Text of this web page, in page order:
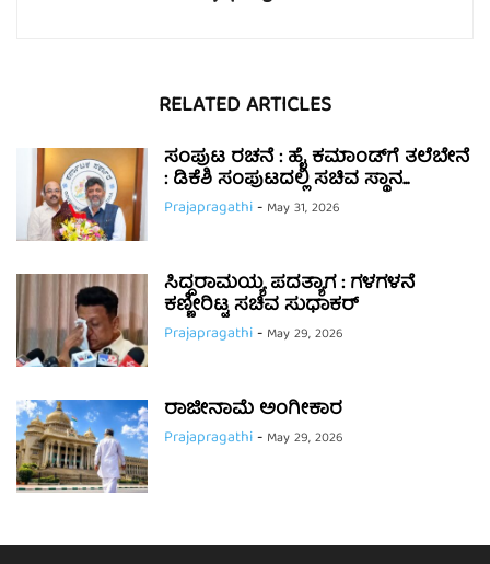
RELATED ARTICLES
ಸಂಪುಟ ರಚನೆ : ಹೈ ಕಮಾಂಡ್‌ಗೆ ತಲೆಬೇನೆ
: ಡಿಕೆಶಿ ಸಂಪುಟದಲ್ಲಿ ಸಚಿವ ಸ್ಥಾನ...
Prajapragathi- May 31, 2026
ಸಿದ್ದರಾಮಯ್ಯ ಪದತ್ಯಾಗ : ಗಳಗಳನೆ
ಕಣ್ಣೀರಿಟ್ಟ ಸಚಿವ ಸುಧಾಕರ್
Prajapragathi- May 29, 2026
ರಾಜೀನಾಮೆ ಅಂಗೀಕಾರ
Prajapragathi- May 29, 2026